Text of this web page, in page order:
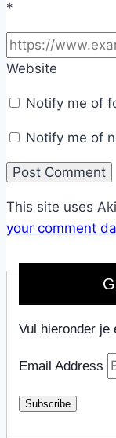
*
Website
Notify me of
Notify me of
This site uses
your comment
Vul hieronder je
Email Address
Subscribe